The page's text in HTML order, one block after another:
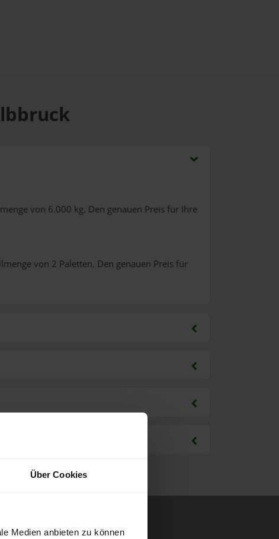
Über Cookies
Medien anbieten zu können
von 6.000 kg. Den genauen Preis für Ihre
von 2 Paletten. Den genauen Preis für